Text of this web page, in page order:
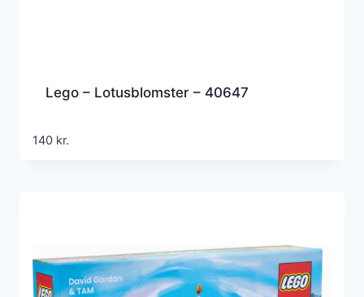
Lego – Lotusblomster – 40647
140 kr.